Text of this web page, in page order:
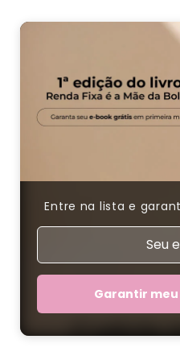
Entre na lista e
Garantir